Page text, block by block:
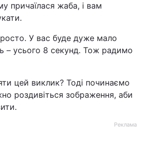
причаїлася жаба, і вам
У вас буде дуже мало
– усього 8 секунд. Тож радимо
цей виклик? Тоді починаємо
роздивіться зображення, аби
Реклама